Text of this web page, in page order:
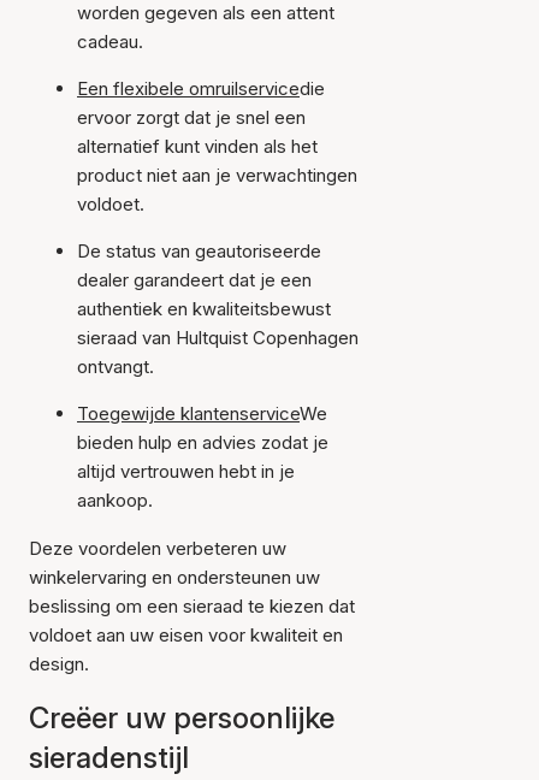
worden gegeven als een attent
cadeau.
Een flexibele omruilservicedie
ervoor zorgt dat je snel een
alternatief kunt vinden als het
product niet aan je verwachtingen
voldoet.
De status van geautoriseerde
dealer garandeert dat je een
authentiek en kwaliteitsbewust
sieraad van Hultquist Copenhagen
ontvangt.
Toegewijde klantenserviceWe
bieden hulp en advies zodat je
altijd vertrouwen hebt in je
aankoop.
Deze voordelen verbeteren uw
winkelervaring en ondersteunen uw
beslissing om een sieraad te kiezen dat
voldoet aan uw eisen voor kwaliteit en
design.
Creëer uw persoonlijke
sieradenstijl